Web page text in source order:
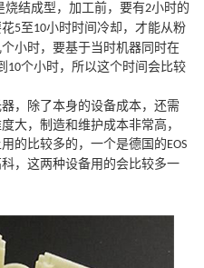
烧结成型，加工前，要有2小时的
5至10小时时间冷却，才能从粉
小时，要基于当时机器同时在
10个小时，所以这个时间会比较
，除了本身的设备成本，还需
大，制造和维护成本非常高，
的比较多的，一个是德国的EOS
，这两种设备用的会比较多一